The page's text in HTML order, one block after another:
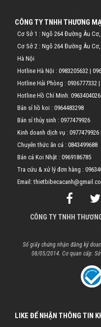
CÔNG TY TNHH THƯƠNG
Cơ Sở 1 : Ngõ 264 Đường Âu
Cơ Sở 2 : Ngõ 264 Đường Âu
Hà Nội
Hotline Hà Nội : 0983205632 |
Hotline Hải Phòng : 0936777332 |
Hotline Hồ Chí Minh: 0963404026
Bán sỉ hồ koi : 0964483298
Bán sỉ thủy sinh : 0977479926
Kinh doanh dịch vụ : 0977479926 |
Chuyên thức ăn cá : 0843499688
Bán cá Koi Nhật : 0969186785
Tra cứu & xử lý đơn hàng :
Email:
CÔNG TY TNHH
Số giấy chứng nhận đăng ký
08/05/2014. Cơ quan cấp:
LIKE ĐỂ NHẬN THÔNG TIN